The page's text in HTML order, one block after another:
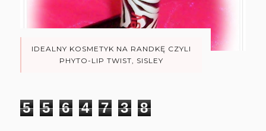
IDEALNY KOSMETYK NA RANDKĘ CZYLI
PHYTO-LIP TWIST, SISLEY
5 5 6 4 7 3 8